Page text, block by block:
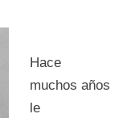
Hace
muchos años
le